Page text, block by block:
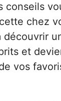
conseils
chez
découvrir
et
vos